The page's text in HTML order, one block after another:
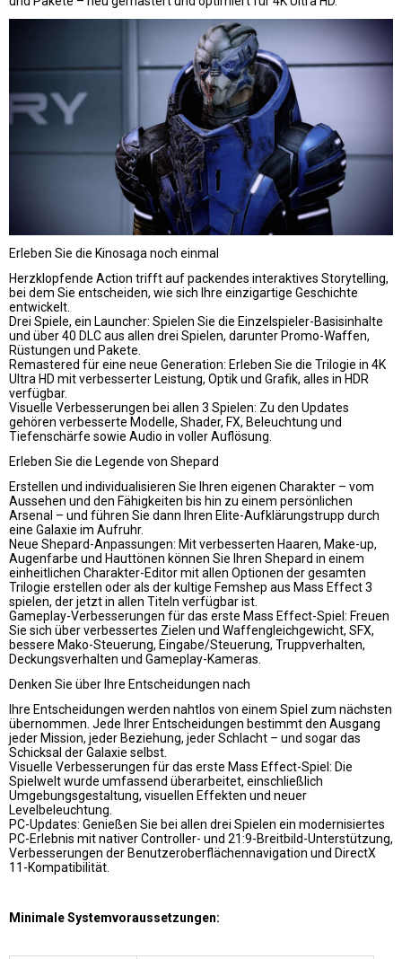
Erleben Sie die Kinosaga noch einmal
Herzklopfende Action trifft auf packendes interaktives Storytelling,
bei dem Sie entscheiden, wie sich Ihre einzigartige Geschichte
entwickelt.
Drei Spiele, ein Launcher: Spielen Sie die Einzelspieler-Basisinhalte
und über 40 DLC aus allen drei Spielen, darunter Promo-Waffen,
Rüstungen und Pakete.
Remastered für eine neue Generation: Erleben Sie die Trilogie in 4K
Ultra HD mit verbesserter Leistung, Optik und Grafik, alles in HDR
verfügbar.
Visuelle Verbesserungen bei allen 3 Spielen: Zu den Updates
gehören verbesserte Modelle, Shader, FX, Beleuchtung und
Tiefenschärfe sowie Audio in voller Auflösung.
Erleben Sie die Legende von Shepard
Erstellen und individualisieren Sie Ihren eigenen Charakter – vom
Aussehen und den Fähigkeiten bis hin zu einem persönlichen
Arsenal – und führen Sie dann Ihren Elite-Aufklärungstrupp durch
eine Galaxie im Aufruhr.
Neue Shepard-Anpassungen: Mit verbesserten Haaren, Make-up,
Augenfarbe und Hauttönen können Sie Ihren Shepard in einem
einheitlichen Charakter-Editor mit allen Optionen der gesamten
Trilogie erstellen oder als der kultige Femshep aus Mass Effect 3
spielen, der jetzt in allen Titeln verfügbar ist.
Gameplay-Verbesserungen für das erste Mass Effect-Spiel: Freuen
Sie sich über verbessertes Zielen und Waffengleichgewicht, SFX,
bessere Mako-Steuerung, Eingabe/Steuerung, Truppverhalten,
Deckungsverhalten und Gameplay-Kameras.
Denken Sie über Ihre Entscheidungen nach
Ihre Entscheidungen werden nahtlos von einem Spiel zum nächsten
übernommen. Jede Ihrer Entscheidungen bestimmt den Ausgang
jeder Mission, jeder Beziehung, jeder Schlacht – und sogar das
Schicksal der Galaxie selbst.
Visuelle Verbesserungen für das erste Mass Effect-Spiel: Die
Spielwelt wurde umfassend überarbeitet, einschließlich
Umgebungsgestaltung, visuellen Effekten und neuer
Levelbeleuchtung.
PC-Updates: Genießen Sie bei allen drei Spielen ein modernisiertes
PC-Erlebnis mit nativer Controller- und 21:9-Breitbild-Unterstützung,
Verbesserungen der Benutzeroberflächennavigation und DirectX
11-Kompatibilität.
Minimale Systemvoraussetzungen: